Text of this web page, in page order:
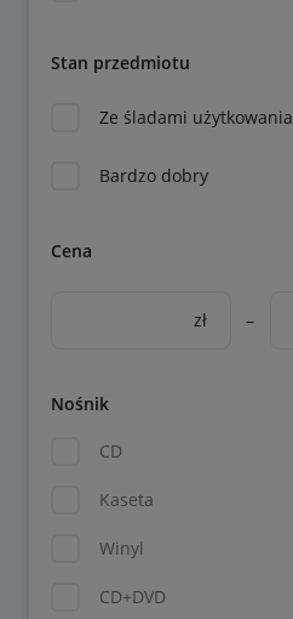
Stan przedmiotu
Ze śladami użytkowania
Bardzo dobry
Cena
zł –
Nośnik
CD
Kaseta
Winyl
CD+DVD